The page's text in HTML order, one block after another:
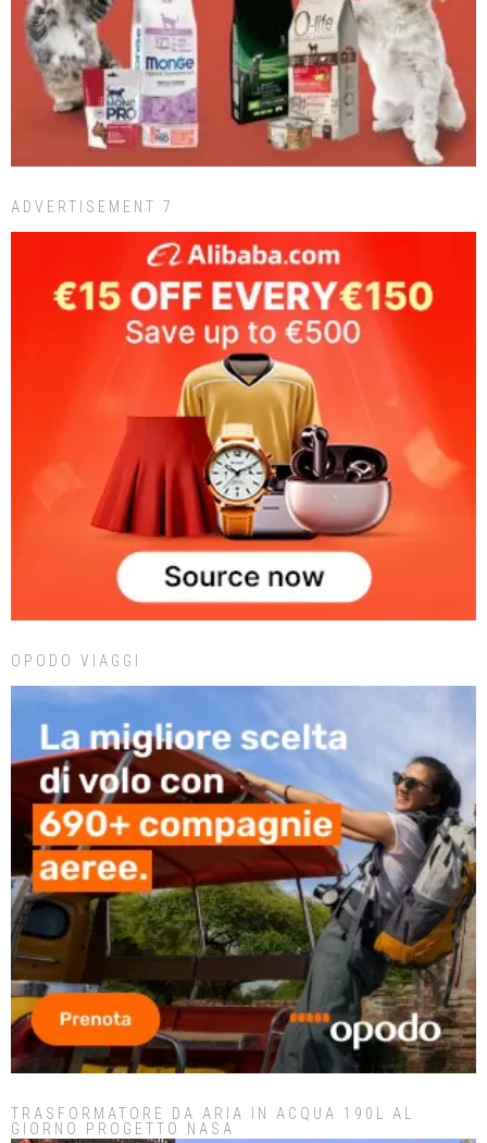
ADVERTISEMENT 7
OPODO VIAGGI
TRASFORMATORE DA ARIA IN ACQUA 190L AL
GIORNO PROGETTO NASA